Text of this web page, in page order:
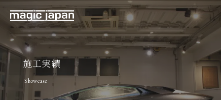
施工実績
Showcase